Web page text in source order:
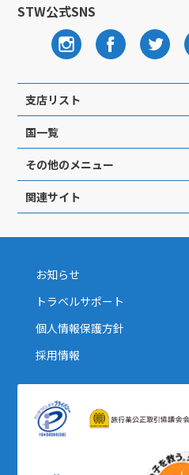
STW公式SNS
支店リスト
国一覧
その他のメニュー
関連サイト
お知らせ
トラベルサポート
個人情報保護方針
採用情報